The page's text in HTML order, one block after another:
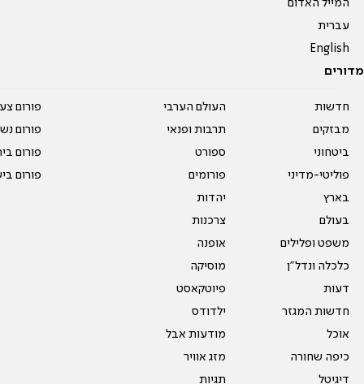
המייל האדום
עברית
English
מדורים
חדשות
מבזקים
ביטחוני
פוליטי-מדיני
בארץ
בעולם
משפט ופלילים
כלכלה ונדל"ן
דעות
חדשות המגזר
אוכל
כיפה שחורה
דיגיטל
העולם הערבי
תרבות ופנאי
ספורט
פורומים
יהדות
צרכנות
אופנה
מוסיקה
פיוטקאסט
ילדודס
מודעות אבל
מזג אוויר
תגיות
פורום
פורום
פורום
פורום